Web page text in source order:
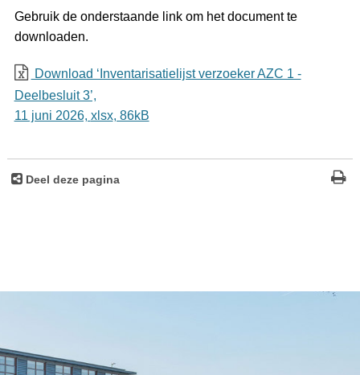
Gebruik de onderstaande link om het document te
downloaden.
Download ‘Inventarisatielijst verzoeker AZC 1 -
Deelbesluit 3’,
11 juni 2026, xlsx, 86kB
Deel deze pagina